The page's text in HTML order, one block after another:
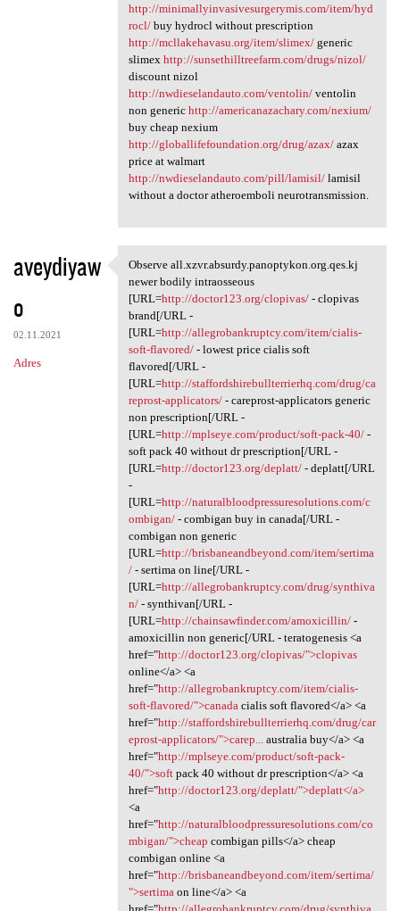
http://minimallyinvasivesurgerymis.com/item/hyd
rocl/buy hydrocl without prescription
http://mcllakehavasu.org/item/slimex/generic
slimex http://sunsethilltreefarm.com/drugs/nizol/
discount nizol
http://nwdieselandauto.com/ventolin/ventolin
non generic http://americanazachary.com/nexium/
buy cheap nexium
http://globallifefoundation.org/drug/azax/azax
price at walmart
http://nwdieselandauto.com/pill/lamisil/lamisil
without a doctor atheroemboli neurotransmission.
aveydiyaw
o
02.11.2021
Adres
Observe all.xzvr.absurdy
Observe all.xzvr.absurdy.panoptykon.org.qes.kj
newer bodily intraosseous
[URL=http://doctor123.org/clopivas/- clopivas
brand[/URL -
[URL=http://allegrobankruptcy.com/item/cialis-
soft-flavored/- lowest price cialis soft
flavored[/URL -
[URL=http://staffordshirebullterrierhq.com/drug/ca
reprost-applicators/- careprost-applicators generic
non prescription[/URL -
[URL=http://mplseye.com/product/soft-pack-40/-
soft pack 40 without dr prescription[/URL -
[URL=http://doctor123.org/deplatt/- deplatt[/URL
-
[URL=http://naturalbloodpressuresolutions.com/c
ombigan/- combigan buy in canada[/URL -
combigan non generic
[URL=http://brisbaneandbeyond.com/item/sertima
/- sertima on line[/URL -
[URL=http://allegrobankruptcy.com/drug/synthiva
n/- synthivan[/URL -
[URL=http://chainsawfinder.com/amoxicillin/-
amoxicillin non generic[/URL - teratogenesis <a
href="http://doctor123.org/clopivas/">clopivas
online</a> <a
href="http://allegrobankruptcy.com/item/cialis-
soft-flavored/">canadacialis soft flavored</a> <a
href="http://staffordshirebullterrierhq.com/drug/car
eprost-applicators/">carep...australia buy</a> <a
href="http://mplseye.com/product/soft-pack-
40/">softpack 40 without dr prescription</a> <a
href="http://doctor123.org/deplatt/">deplatt</a>
<a
href="http://naturalbloodpressuresolutions.com/co
mbigan/">cheap combigan pills</a> cheap
combigan online <a
href="http://brisbaneandbeyond.com/item/sertima/
">sertimaon line</a> <a